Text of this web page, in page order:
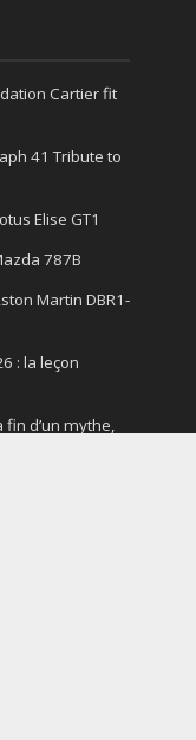
Cartier fit
41 Tribute to
Elise GT1
787B
Martin DBR1-
: la leçon
fin d’un mythe,